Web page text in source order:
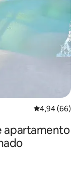
4,94 de uma
4,94 (66)
apartamento